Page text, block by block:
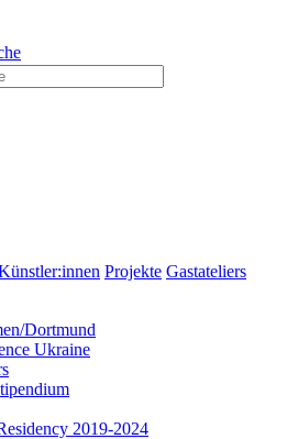
Projekte Gastateliers
Dortmund
Ukraine
2019-2024